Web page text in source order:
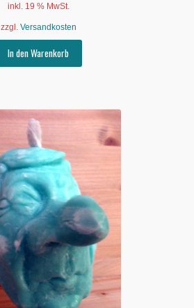
inkl. 19 % MwSt.
zzgl. Versandkosten
In den Warenkorb